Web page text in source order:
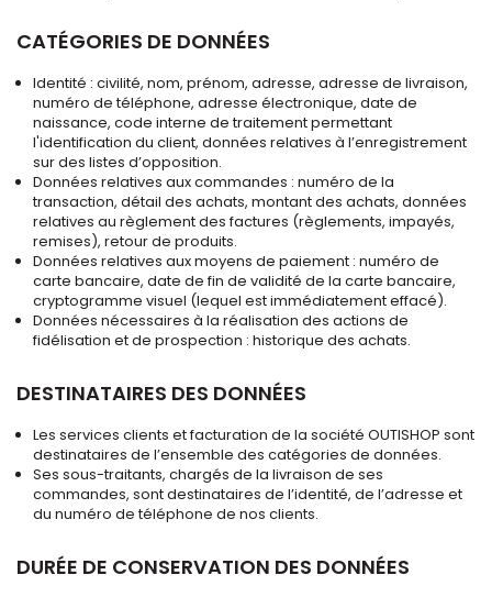
CATÉGORIES DE DONNÉES
Identité : civilité, nom, prénom, adresse, adresse de livraison,
numéro de téléphone, adresse électronique, date de
naissance, code interne de traitement permettant
l'identification du client, données relatives à l’enregistrement
sur des listes d’opposition.
Données relatives aux commandes : numéro de la
transaction, détail des achats, montant des achats, données
relatives au règlement des factures (règlements, impayés,
remises), retour de produits.
Données relatives aux moyens de paiement : numéro de
carte bancaire, date de fin de validité de la carte bancaire,
cryptogramme visuel (lequel est immédiatement effacé).
Données nécessaires à la réalisation des actions de
fidélisation et de prospection : historique des achats.
DESTINATAIRES DES DONNÉES
Les services clients et facturation de la société OUTISHOP sont
destinataires de l’ensemble des catégories de données.
Ses sous-traitants, chargés de la livraison de ses
commandes, sont destinataires de l’identité, de l’adresse et
du numéro de téléphone de nos clients.
DURÉE DE CONSERVATION DES DONNÉES